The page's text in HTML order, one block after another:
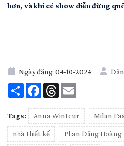
hơn, và khi có show diễn đừng
Ngày đăng: 04-10-2024
Share Facebook
Threads
Tags: Anna Wintour Milan
nhà thiết kế Phan Đăng Hoàng